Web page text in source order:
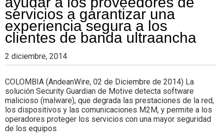
servicios a garantizar una
experiencia segura a los
clientes de banda ultraancha
2 diciembre, 2014
COLOMBIA (AndeanWire, 02 de Diciembre de 2014) La
solución Security Guardian de Motive detecta software
malicioso (malware), que degrada las prestaciones de la red,
los dispositivos y las comunicaciones M2M, y permite a los
operadores proteger los servicios con una mayor seguridad
de los equipos